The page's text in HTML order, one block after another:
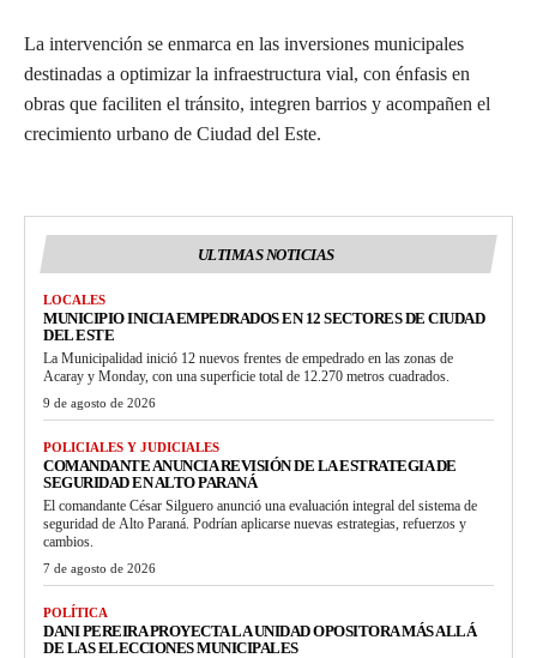
La intervención se enmarca en las inversiones municipales
destinadas a optimizar la infraestructura vial, con énfasis en
obras que faciliten el tránsito, integren barrios y acompañen el
crecimiento urbano de Ciudad del Este.
ULTIMAS NOTICIAS
LOCALES
MUNICIPIO INICIA EMPEDRADOS EN 12 SECTORES DE CIUDAD
DEL ESTE
La Municipalidad inició 12 nuevos frentes de empedrado en las zonas de
Acaray y Monday, con una superficie total de 12.270 metros cuadrados.
9 de agosto de 2026
POLICIALES Y JUDICIALES
COMANDANTE ANUNCIA REVISIÓN DE LA ESTRATEGIA DE
SEGURIDAD EN ALTO PARANÁ
El comandante César Silguero anunció una evaluación integral del sistema de
seguridad de Alto Paraná. Podrían aplicarse nuevas estrategias, refuerzos y
cambios.
7 de agosto de 2026
POLÍTICA
DANI PEREIRA PROYECTA LA UNIDAD OPOSITORA MÁS ALLÁ
DE LAS ELECCIONES MUNICIPALES